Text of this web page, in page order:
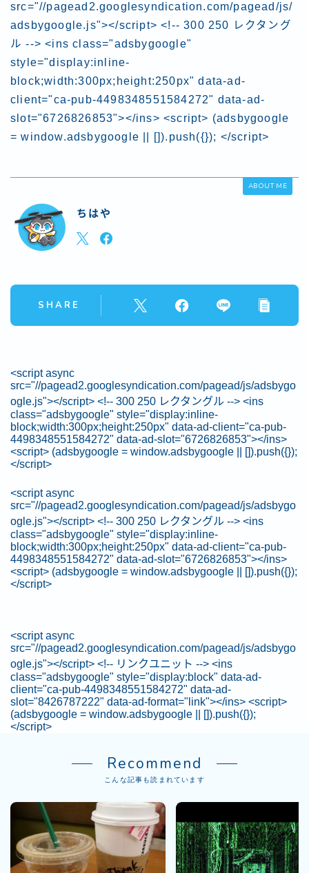
src="//pagead2.googlesyndication.com/pagead/js/
adsbygoogle.js"></script> <!-- 300 250 レクタング
ル --> <ins class="adsbygoogle"
style="display:inline-
block;width:300px;height:250px" data-ad-
client="ca-pub-4498348551584272" data-ad-
slot="6726826853"></ins> <script> (adsbygoogle
= window.adsbygoogle || []).push({}); </script>
ABOUT ME
ちはや
SHARE
<script async
src="//pagead2.googlesyndication.com/pagead/js/adsbygo
ogle.js"></script> <!-- 300 250 レクタングル --> <ins
class="adsbygoogle" style="display:inline-
block;width:300px;height:250px" data-ad-client="ca-pub-
4498348551584272" data-ad-slot="6726826853"></ins>
<script> (adsbygoogle = window.adsbygoogle || []).push({});
</script>
<script async
src="//pagead2.googlesyndication.com/pagead/js/adsbygo
ogle.js"></script> <!-- 300 250 レクタングル --> <ins
class="adsbygoogle" style="display:inline-
block;width:300px;height:250px" data-ad-client="ca-pub-
4498348551584272" data-ad-slot="6726826853"></ins>
<script> (adsbygoogle = window.adsbygoogle || []).push({});
</script>
<script async
src="//pagead2.googlesyndication.com/pagead/js/adsbygo
ogle.js"></script> <!-- リンクユニット --> <ins
class="adsbygoogle" style="display:block" data-ad-
client="ca-pub-4498348551584272" data-ad-
slot="8426787222" data-ad-format="link"></ins> <script>
(adsbygoogle = window.adsbygoogle || []).push({});
</script>
Recommend
こんな記事も読まれています